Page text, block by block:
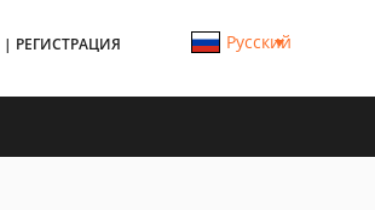
| РЕГИСТРАЦИЯ Русский